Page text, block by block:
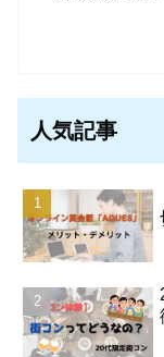
人気記事